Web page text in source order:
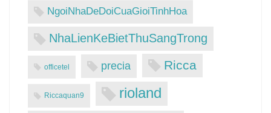
NgoiNhaDeDoiCuaGioiTinhHoa
NhaLienKeBietThuSangTrong
officetel precia Ricca
Riccaquan9
rioland